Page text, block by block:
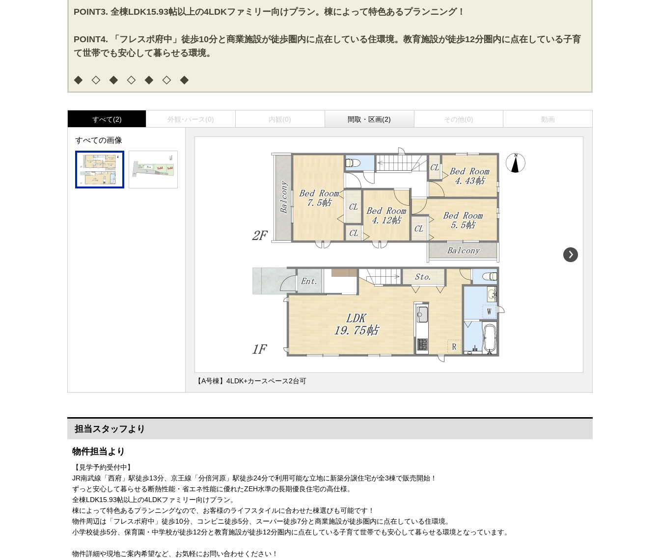
POINT3. 全棟LDK15.93帖以上の4LDKファミリー向けプラン。棟によって特色あるプランニング！
POINT4. 「フレスポ府中」徒歩10分と商業施設が徒歩圏内に点在している住環境。教育施設が徒歩12分圏内に点在している子育
て世帯でも安心して暮らせる環境。
◆ ◇ ◆ ◇ ◆ ◇ ◆
すべて(2) 外観･パース(0) 内観(0) 間取・区画(2) その他(0) 動画
すべての画像
【A号棟】4LDK+カースペース2台可
担当スタッフより
物件担当より
【見学予約受付中】
JR南武線「西府」駅徒歩13分、京王線「分倍河原」駅徒歩24分で利用可能な立地に新築分譲住宅が全3棟で販売開始！
ずっと安心して暮らせる断熱性能・省エネ性能に優れたZEH水準の長期優良住宅の高仕様。
全棟LDK15.93帖以上の4LDKファミリー向けプラン。
棟によって特色あるプランニングなので、お客様のライフスタイルに合わせた棟選びも可能です！
物件周辺は「フレスポ府中」徒歩10分、コンビニ徒歩5分、スーパー徒歩7分と商業施設が徒歩圏内に点在している住環境。
小学校徒歩5分、保育園・中学校が徒歩12分と教育施設が徒歩12分圏内に点在している子育て世帯でも安心して暮らせる環境となっています。
物件詳細や現地ご案内希望など、お気軽にお問い合わせください！